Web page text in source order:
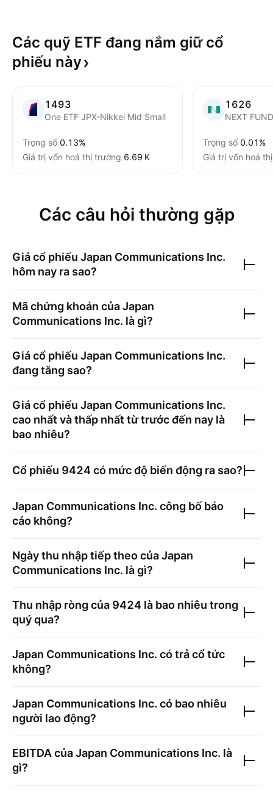
Các quỹ ETF đang nắm giữ cổ
phiếu này
1493
One ETF JPX-Nikkei Mid Small
Trọng số 0.13%
Giá trị vốn hoá thị trường ‪6.69 K‬
1626
Trọng số 0.01%
Giá trị vốn hoá
Các câu hỏi thường gặp
Giá cổ phiếu Japan Communications Inc.
hôm nay ra sao?
Mã chứng khoán củaJapan
Communications Inc. là gì?
Giá cổ phiếu Japan Communications Inc.
đang tăng sao?
Giá cổ phiếu Japan Communications Inc.
cao nhất và thấp nhất từ trước đến nay là
bao nhiêu?
Cổ phiếu 9424có mức độ biến động ra sao?
Japan Communications Inc. công bố báo
cáo không?
Ngày thu nhập tiếp theo củaJapan
Communications Inc. là gì?
Thu nhập ròng của 9424 là bao nhiêu trong
quý qua?
Japan Communications Inc. có trả cổ tức
không?
Japan Communications Inc. có bao nhiêu
người lao động?
EBITDA củaJapan Communications Inc. là
gì?